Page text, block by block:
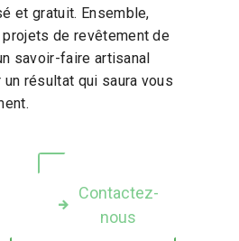
et gratuit. Ensemble,
de revêtement de
savoir-faire artisanal
résultat qui saura vous
Contactez-
nous